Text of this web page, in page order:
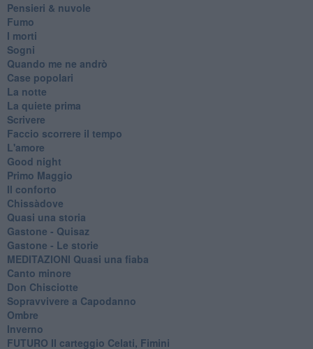
Pensieri & nuvole
Fumo
I morti
Sogni
Quando me ne andrò
Case popolari
La notte
La quiete prima
Scrivere
Faccio scorrere il tempo
L'amore
Good night
Primo Maggio
Il conforto
Chissàdove
Quasi una storia
Gastone - Quisaz
Gastone - Le storie
MEDITAZIONI Quasi una fiaba
Canto minore
Don Chisciotte
Sopravvivere a Capodanno
Ombre
Inverno
FUTURO Il carteggio Celati, Fimini